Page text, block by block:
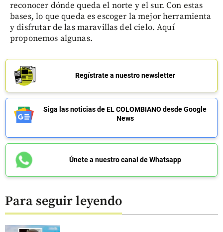
reconocer dónde queda el norte y el sur. Con estas
bases, lo que queda es escoger la mejor herramienta
y disfrutar de las maravillas del cielo. Aquí
proponemos algunas.
Regístrate a nuestro newsletter
Siga las noticias de EL COLOMBIANO desde Google
News
Únete a nuestro canal de Whatsapp
Para seguir leyendo